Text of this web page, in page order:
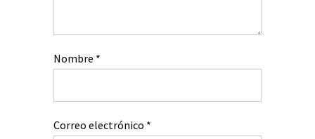
Nombre *
Correo electrónico *